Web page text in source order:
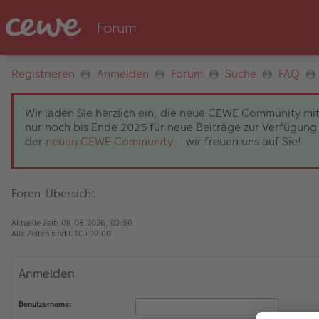
Registrieren Anmelden Forum Suche FAQ
Wir laden Sie herzlich ein, die neue CEWE Community
nur noch bis Ende 2025 für neue Beiträge zur
der neuen CEWE Community – wir freuen uns auf Sie!
Foren-Übersicht
Aktuelle Zeit: 08.08.2026, 02:50
Alle Zeiten sind UTC+02:00
Anmelden
Benutzername: